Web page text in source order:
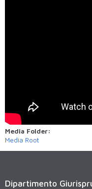
Media Folder:
Media Root
Dipartimento